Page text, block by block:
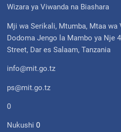
Wizara ya Viwanda na Biashara
Mji wa Serikali, Mtumba, Mtaa wa
Dodoma Jengo la Mambo ya Nje
Street, Dar es Salaam, Tanzania
info@mit.go.tz
ps@mit.go.tz
0
Nukushi0